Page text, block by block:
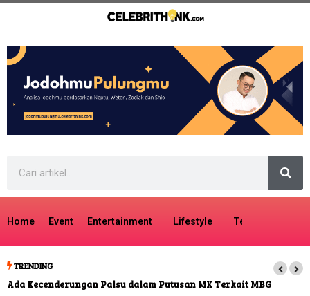
Home Event Entertainment Lifestyle Tech
TRENDING
Ada Kecenderungan Palsu dalam Putusan MK Terkait MBG